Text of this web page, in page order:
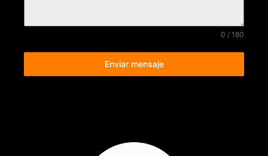
0 / 180
Enviar mensaje